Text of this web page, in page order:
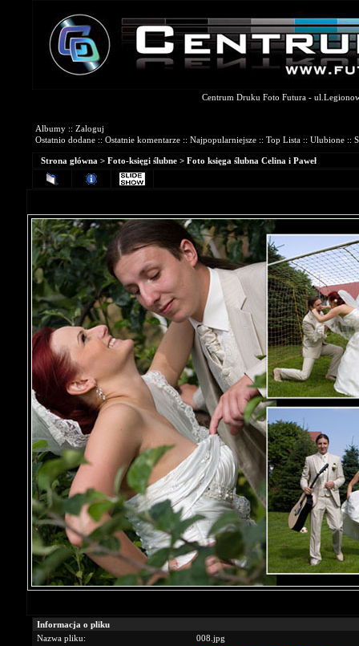
Centrum Druku Foto Futura -
Albumy :: Zaloguj
Ostatnio dodane :: Ostatnie komentarze :: Najpopularniejsze :: Top Lista :: Ulubione ::
Strona główna > Foto-księgi ślubne > Foto księga ślubna Celina i Paweł
Informacja o pliku
Nazwa pliku:
008.jpg